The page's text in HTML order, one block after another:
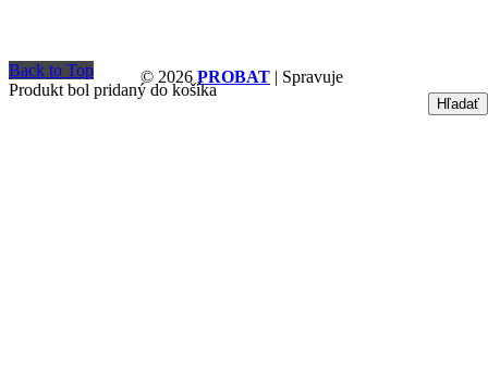
© 2026 PROBAT | Spravuje
Back to Top
Produkt bol pridaný do košíka